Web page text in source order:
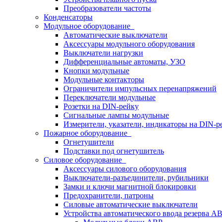
Преобразователи частоты
Конденсаторы
Модульное оборудование
Автоматические выключатели
Аксессуары модульного оборудования
Выключатели нагрузки
Дифференциальные автоматы, УЗО
Кнопки модульные
Модульные контакторы
Ограничители импульсных перенапряжений
Переключатели модульные
Розетки на DIN-рейку
Сигнальные лампы модульные
Измерители, указатели, индикаторы на DIN-
Пожарное оборудование
Огнетушители
Подставки под огнетушитель
Силовое оборудование
Аксессуары силового оборудования
Выключатели-разъединители, рубильники
Замки и ключи магнитной блокировки
Предохранители, патроны
Силовые автоматические выключатели
Устройства автоматического ввода резерва